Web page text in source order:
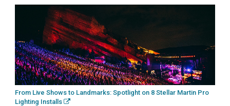
From Live Shows to Landmarks: Spotlight on 8 Stellar Martin Pro
Lighting Installs